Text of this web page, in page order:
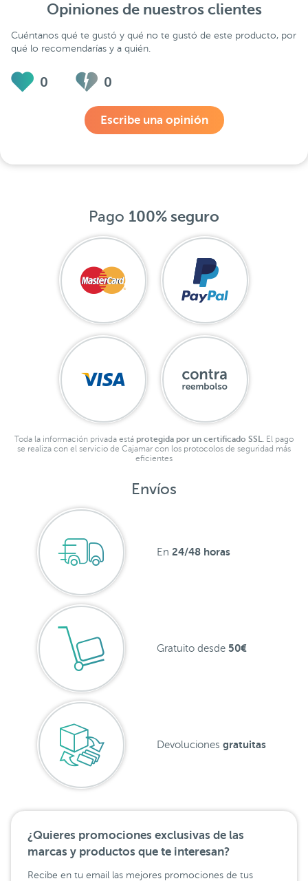
Opiniones de nuestros clientes
Cuéntanos qué te gustó y qué no te gustó de este producto, por
qué lo recomendarías y a quién.
0 0
Escribe una opinión
Pago 100% seguro
Toda la información privada está protegida por un certificado SSL. El pago
se realiza con el servicio de Cajamar con los protocolos de seguridad más
eficientes
Envíos
En 24/48 horas
Gratuito desde 50€
Devoluciones gratuitas
¿Quieres promociones exclusivas de las
marcas y productos que te interesan?
Recibe en tu email las mejores promociones de tus